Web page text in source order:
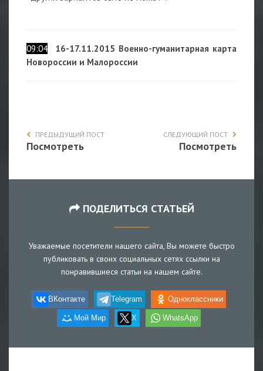
09:04
16-17.11.2015 Военно-гуманитарная карта
Новороссии и Малороссии
ПРЕДЫДУЩИЙ ПОСТ
Посмотреть
СЛЕДУЮЩИЙ ПОСТ
Посмотреть
ПОДЕЛИТЬСЯ СТАТЬЕЙ
Уважаемые посетители нашего сайта, Вы можете быстро
публиковать в своих социальных сетях ссылки на
понравившиеся статьи на нашем сайте.
ВКонтакте Telegram Одноклассники
Мой Мир X WhatsApp